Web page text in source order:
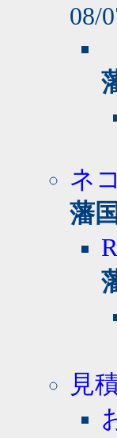
08/
ネ
藩国
見